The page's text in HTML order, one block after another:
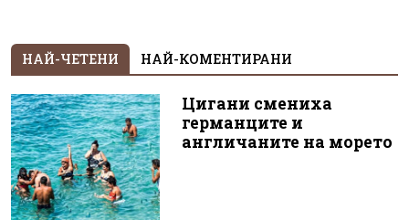
НАЙ-ЧЕТЕНИ НАЙ-КОМЕНТИРАНИ
Цигани смениха
германците и
англичаните на морето